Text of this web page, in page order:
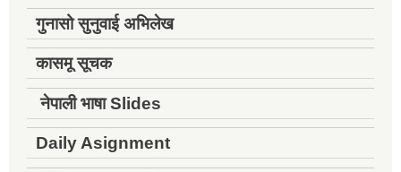
गुनासो सुनुवाई अभिलेख
कासमू सूचक
नेपाली भाषा Slides
Daily Asignment